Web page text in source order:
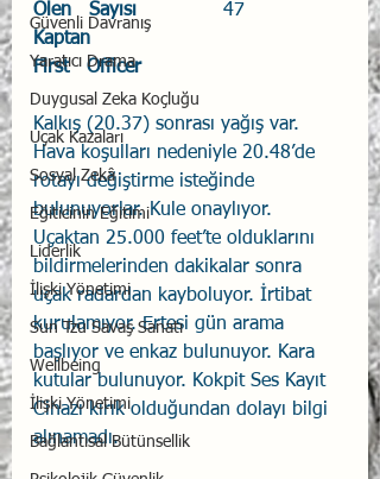
Güvenli Davranış
Yaratıcı Drama
Duygusal Zeka Koçluğu
Uçak Kazaları
Sosyal Zekâ
Eğiticinin Eğitimi
Liderlik
İlişki Yönetimi
Sun Tzu Savaş Sanatı
Wellbeing
İlişki Yönetimi
Bağlantısal Bütünsellik
Ölen   Sayısı
		47
Kaptan
First   Officer
Kalkış (20.37) sonrası yağış var.
Hava koşulları nedeniyle 20.48’de
rotayı değiştirme isteğinde
bulunuyorlar. Kule onaylıyor.
Uçaktan 25.000 feet’te olduklarını
bildirmelerinden dakikalar sonra
uçak radardan kayboluyor. İrtibat
kurulamıyor. Ertesi gün arama
başlıyor ve enkaz bulunuyor. Kara
kutular bulunuyor. Kokpit Ses Kayıt
Cihazı kırık olduğundan dolayı bilgi
alınamadı.